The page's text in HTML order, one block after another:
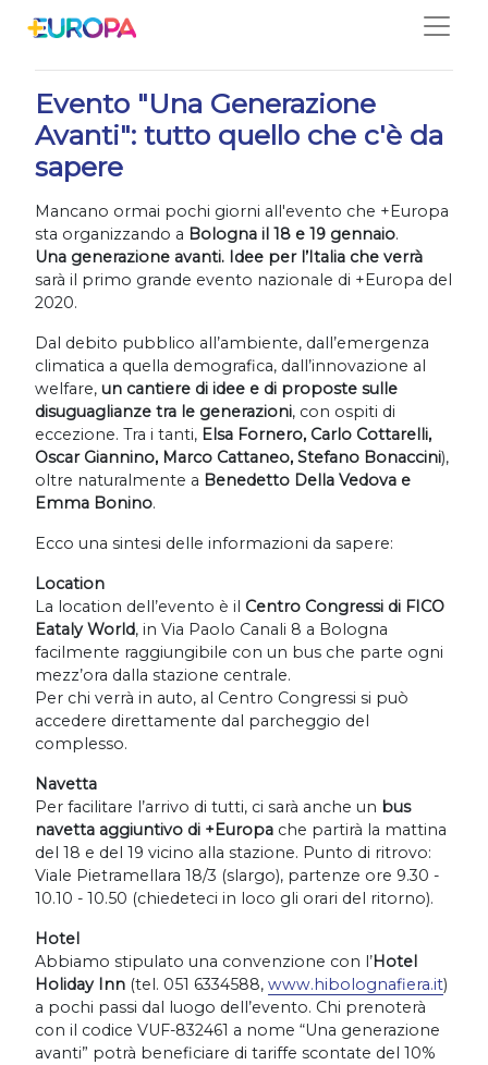
16/01/2020
Evento "Una Generazione
Avanti": tutto quello che c'è da
sapere
Mancano ormai pochi giorni all'evento che +Europa
sta organizzando a Bologna il 18 e 19 gennaio.
Una generazione avanti. Idee per l’Italia che verrà
sarà il primo grande evento nazionale di +Europa del
2020.
Dal debito pubblico all’ambiente, dall’emergenza
climatica a quella demografica, dall’innovazione al
welfare, un cantiere di idee e di proposte sulle
disuguaglianze tra le generazioni, con ospiti di
eccezione. Tra i tanti, Elsa Fornero, Carlo Cottarelli,
Oscar Giannino, Marco Cattaneo, Stefano Bonaccini),
oltre naturalmente a Benedetto Della Vedova e
Emma Bonino.
Ecco una sintesi delle informazioni da sapere:
Location
La location dell’evento è il Centro Congressi di FICO
Eataly World, in Via Paolo Canali 8 a Bologna
facilmente raggiungibile con un bus che parte ogni
mezz’ora dalla stazione centrale.
Per chi verrà in auto, al Centro Congressi si può
accedere direttamente dal parcheggio del
complesso.
Navetta
Per facilitare l’arrivo di tutti, ci sarà anche un bus
navetta aggiuntivo di +Europa che partirà la mattina
del 18 e del 19 vicino alla stazione. Punto di ritrovo:
Viale Pietramellara 18/3 (slargo), partenze ore 9.30 -
10.10 - 10.50 (chiedeteci in loco gli orari del ritorno).
Hotel
Abbiamo stipulato una convenzione con l’Hotel
Holiday Inn (tel. 051 6334588, www.hibolognafiera.it)
a pochi passi dal luogo dell’evento. Chi prenoterà
con il codice VUF-832461 a nome “Una generazione
avanti” potrà beneficiare di tariffe scontate del 10%